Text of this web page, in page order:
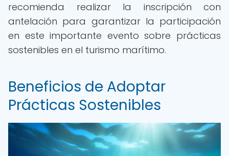
recomienda realizar la inscripción con
antelación para garantizar la participación
en este importante evento sobre prácticas
sostenibles en el turismo marítimo.
Beneficios de Adoptar
Prácticas Sostenibles